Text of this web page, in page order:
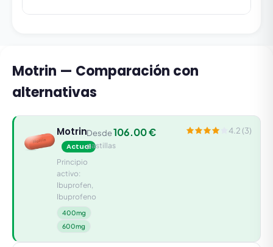
Motrin — Comparación con
alternativas
Motrin
Actual
Principio
activo:
Ibuprofen,
Ibuprofeno
400mg
600mg
Desde106.00 €
pastillas
4.2 (3)